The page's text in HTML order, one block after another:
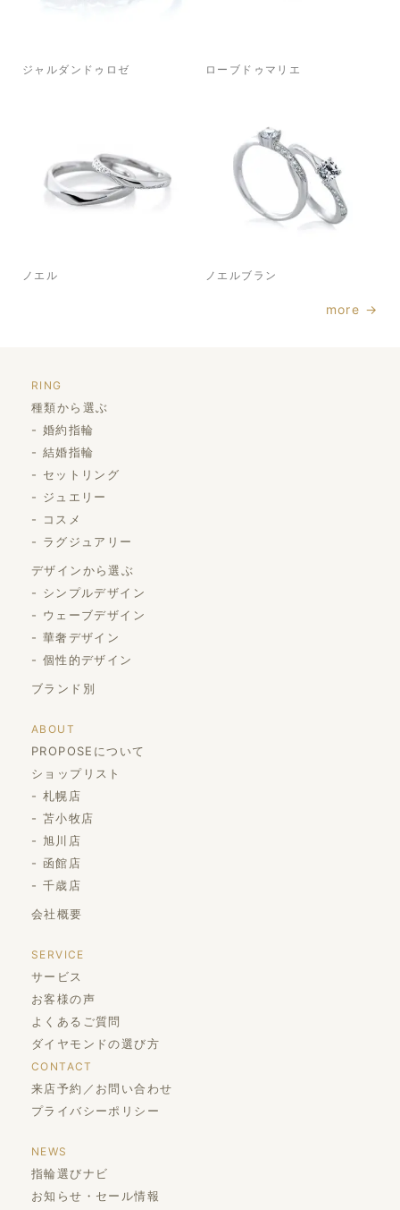
ジャルダンドゥロゼ ローブドゥマリエ
ノエル ノエルブラン
more →
RING
種類から選ぶ
婚約指輪
結婚指輪
セットリング
ジュエリー
コスメ
ラグジュアリー
デザインから選ぶ
シンプルデザイン
ウェーブデザイン
華奢デザイン
個性的デザイン
ブランド別
ABOUT
PROPOSEについて
ショップリスト
札幌店
苫小牧店
旭川店
函館店
千歳店
会社概要
SERVICE
サービス
お客様の声
よくあるご質問
ダイヤモンドの選び方
CONTACT
来店予約／お問い合わせ
プライバシーポリシー
NEWS
指輪選びナビ
お知らせ・セール情報